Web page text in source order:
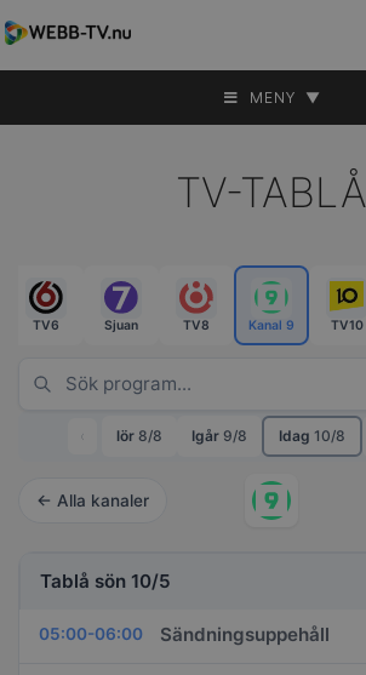
MENY ▼
TV-TABLÅ
TV6 Sjuan TV8 Kanal 9 TV10
‹ lör 8/8 Igår 9/8 Idag 10/8
← Alla kanaler
Tablå sön 10/5
05:00-06:00 Sändningsuppehåll